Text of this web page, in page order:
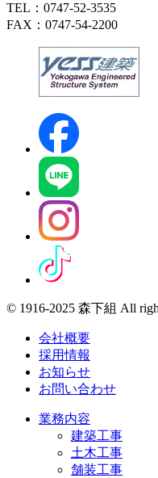
TEL：0747-52-3535
FAX：0747-54-2200
© 1916-2025 森下組 All
会社概要
採用情報
お知らせ
お問い合わせ
業務内容
建築工事
土木工事
舗装工事